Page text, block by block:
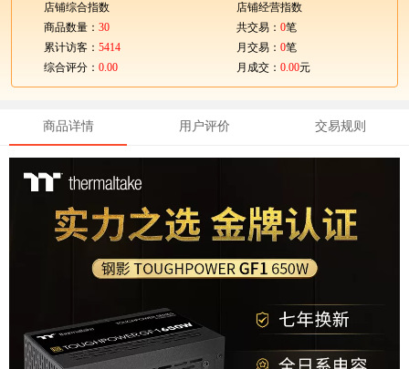
店铺综合指数
商品数量： 30
累计访客： 5414
综合评分： 0.00
店铺经营指数
共交易： 0笔
月交易： 0笔
月成交： 0.00元
商品详情 用户评价 交易规则